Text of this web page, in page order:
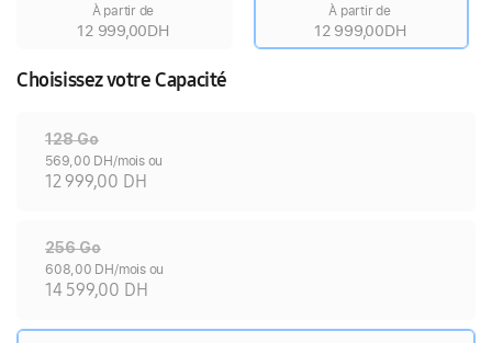
À partir de
12 999,00DH
À partir de
12 999,00DH
Choisissez votre Capacité
128 Go
569,00 DH/mois ou
12 999,00 DH
256 Go
608,00 DH/mois ou
14 599,00 DH